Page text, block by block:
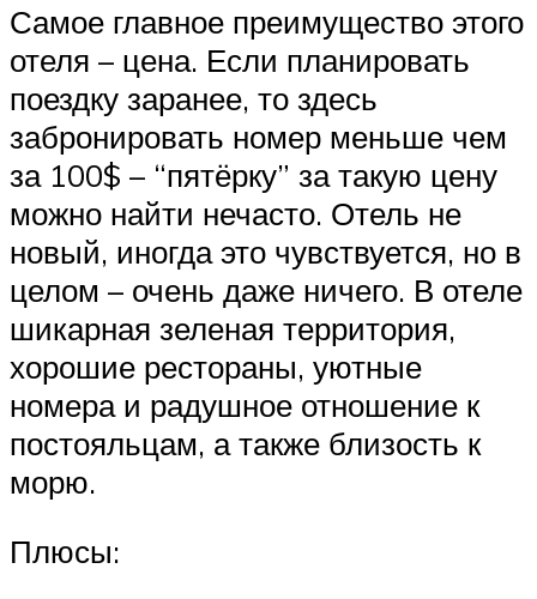
Самое главное преимущество этого
отеля – цена. Если планировать
поездку заранее, то здесь
забронировать номер меньше чем
за 100$ – “пятёрку” за такую цену
можно найти нечасто. Отель не
новый, иногда это чувствуется, но в
целом – очень даже ничего. В отеле
шикарная зеленая территория,
хорошие рестораны, уютные
номера и радушное отношение к
постояльцам, а также близость к
морю.
Плюсы: